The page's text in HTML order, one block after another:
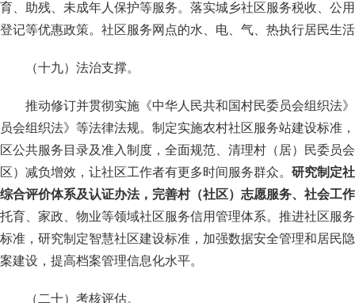
育、助残、未成年人保护等服务。落实城乡社区服务税收、公
登记等优惠政策。社区服务网点的水、电、气、热执行居民生
（十九）法治支撑。
推动修订并贯彻实施《中华人民共和国村民委员会组织法
员会组织法》等法律法规。制定实施农村社区服务站建设标准
区公共服务目录及准入制度，全面规范、清理村（居）民委员
区）减负增效，让社区工作者有更多时间服务群众。 研究制定
综合评价体系及认证办法，完善村（社区）志愿服务、社会工
托育、家政、物业等领域社区服务信用管理体系。推进社区服
标准，研究制定智慧社区建设标准，加强数据安全管理和居民
案建设，提高档案管理信息化水平。
（二十）考核评估。